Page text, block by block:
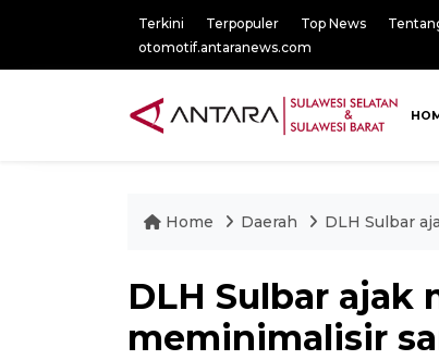
Terkini Terpopuler Top News
otomotif.antaranews.com
Home Daerah DLH Sulbar
DLH Sulbar ajak
meminimalisir